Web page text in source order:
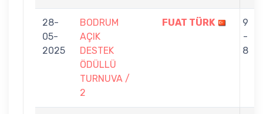
28-
05-
2025
BODRUM
AÇIK
DESTEK
ÖDÜLLÜ
TURNUVA /
2
FUAT TÜRK
9
-
8